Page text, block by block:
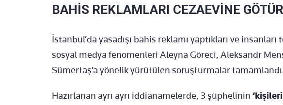
BAHİS REKLAMLARI CEZAEVİNE
İstanbul’da yasadışı bahis reklamı yaptıkları ve
sosyal medya fenomenleri Aleyna Göreci, Aleksandr
Sümertaş’a yönelik yürütülen soruşturmalar
Hazırlanan ayrı ayrı iddianamelerde, 3 şüphelinin